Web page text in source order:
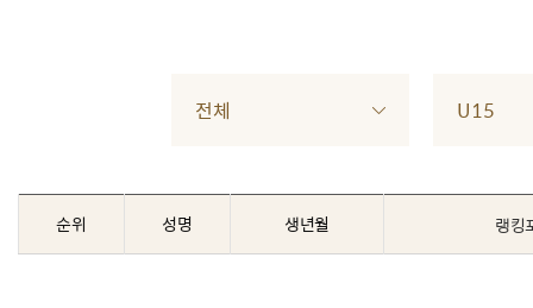
전체 U15
순위 성명 생년월 랭킹